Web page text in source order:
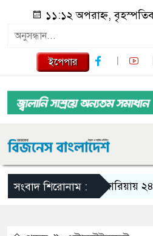
১১:১২ অপরাহ্ন,
ইপেপার
সংবাদ শিরোনাম :গজারিয়ায় ২৪